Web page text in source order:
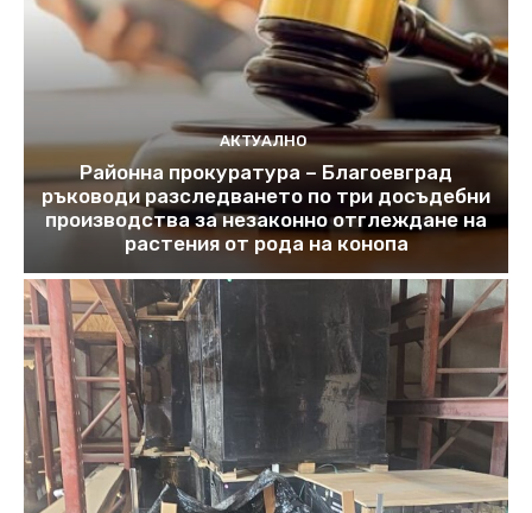
АКТУАЛНО
Районна прокуратура – Благоевград
ръководи разследването по три досъдебни
производства за незаконно отглеждане на
растения от рода на конопа